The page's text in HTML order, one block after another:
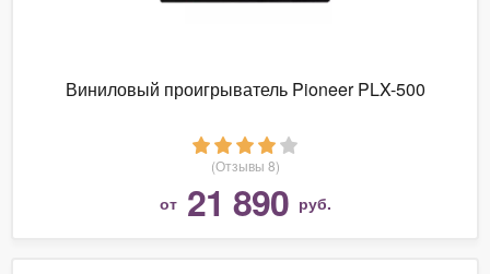
Виниловый проигрыватель Pioneer PLX-500
(Отзывы 8)
от 21 890 руб.